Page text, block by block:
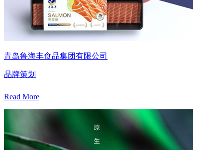
青岛鲁海丰食品集团有限公司
品牌策划
Read More